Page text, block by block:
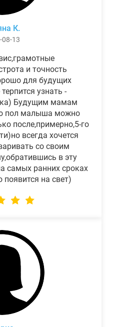
К.
08-13
и точность
для будущих
узнать -
Будущим мамам
пол малыша можно
после,примерно,5-го
всегда хочется
со своим
в эту
самых ранних сроках
появится на свет)